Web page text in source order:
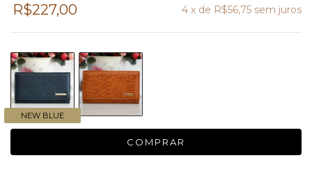
R$227,00
4 x de R$56,75 sem juros
NEW BLUE